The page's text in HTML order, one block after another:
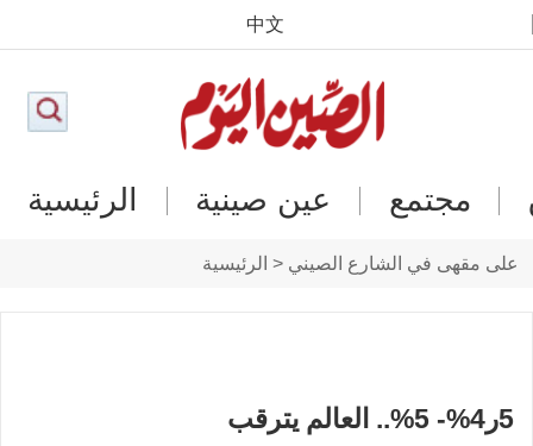
中文
الرئيسية عين صينية مجتمع
على مقهى في الشارع الصيني < الرئيسية
5ر4%- 5%.. العالم يترقب